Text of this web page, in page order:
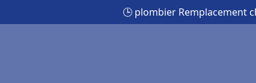
🕒 plombier Remplacement